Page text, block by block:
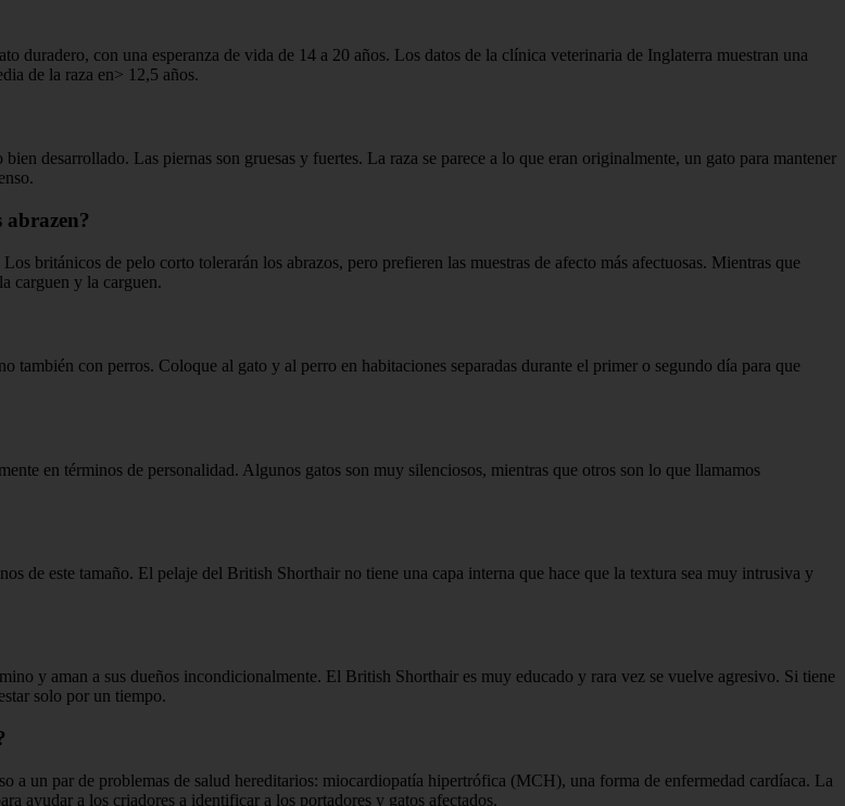
duradero, con una esperanza de vida de 14 a 20 años. Los datos de la clínica veterinaria de Inglaterra muestran una
de la raza en> 12,5 años.
desarrollado. Las piernas son gruesas y fuertes. La raza se parece a lo que eran originalmente, un gato para mantener
británicos de pelo corto tolerarán los abrazos, pero prefieren las muestras de afecto más afectuosas. Mientras que
carguen y la carguen.
con perros. Coloque al gato y al perro en habitaciones separadas durante el primer o segundo día para que
en términos de personalidad. Algunos gatos son muy silenciosos, mientras que otros son lo que llamamos
de este tamaño. El pelaje del British Shorthair no tiene una capa interna que hace que la textura sea muy intrusiva y
y aman a sus dueños incondicionalmente. El British Shorthair es muy educado y rara vez se vuelve agresivo. Si tiene
solo por un tiempo.
a un par de problemas de salud hereditarios: miocardiopatía hipertrófica (MCH), una forma de enfermedad cardíaca. La
ayudar a los criadores a identificar a los portadores y gatos afectados.